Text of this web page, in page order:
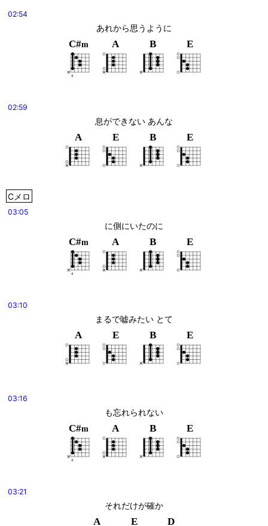
02:54
あれから思うように
C#m A B E
02:59
息ができない あんな
A E B E
Cメロ
03:05
に側にいたのに
C#m A B E
03:10
まるで嘘みたい とて
A E B E
03:16
も忘れられない
C#m A B E
03:21
それだけが確か
A E D